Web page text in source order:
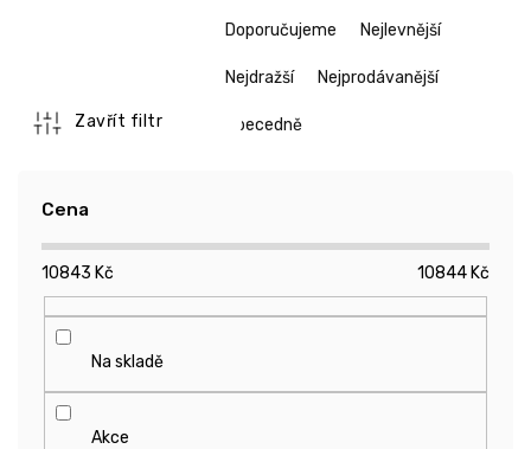
Ř
d
k
Doporučujeme Nejlevnější
Nejdražší Nejprodávanější
Abecedně
Zavřít filtr
Cena
10843 Kč 10844 Kč
Na skladě
Akce